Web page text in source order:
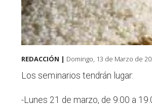
REDACCIÓN | Domingo, 13 de Marzo de
Los seminarios tendrán lugar:
-Lunes 21 de marzo, de 9.00 a